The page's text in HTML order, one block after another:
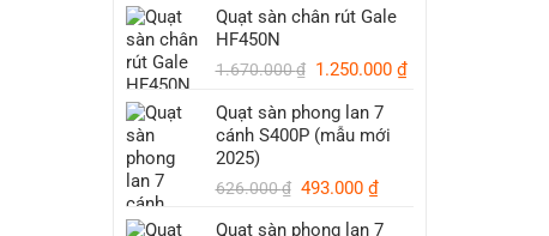
là:
2.500.000 ₫.
Quạt sàn chân rút Gale
HF450N
1.670.000₫ Giá
là:
1.670.000 ₫.
1.250.000 ₫Giá
Quạt sàn phong lan 7
cánh S400P (mẫu mới
2025)
626.000₫ Giá
493.000 ₫Giá
Quạt sàn phong lan 7